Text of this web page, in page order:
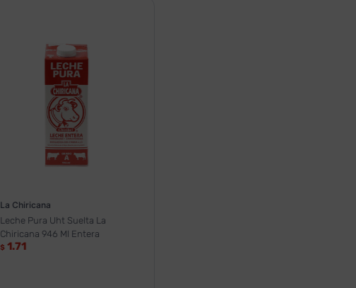
La Chiricana
Leche Pura Uht Suelta La
Chiricana 946 Ml Entera
$ 1.71